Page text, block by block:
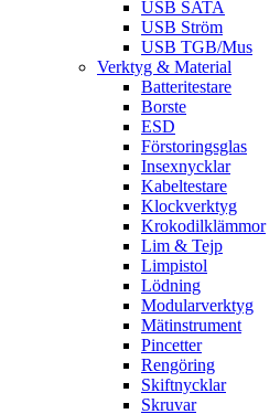
USB SATA
USB Ström
USB TGB/Mus
Verktyg & Material
Batteritestare
Borste
ESD
Förstoringsglas
Insexnycklar
Kabeltestare
Klockverktyg
Krokodilklämmor
Lim & Tejp
Limpistol
Lödning
Modularverktyg
Mätinstrument
Pincetter
Rengöring
Skiftnycklar
Skruvar